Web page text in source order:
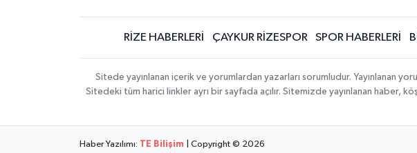
RİZE HABERLERİ ÇAYKUR RİZESPOR SPOR HABERLERİ
Sitede yayınlanan içerik ve yorumlardan yazarları sorumludur.
Sitedeki tüm harici linkler ayrı bir sayfada açılır. Sitemizde yayınlanan haber,
Haber Yazılımı: TE Bilişim | Copyright © 2026